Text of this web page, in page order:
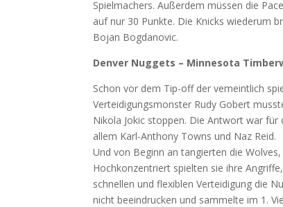
Spielmachers. Außerdem müssen die
auf nur 30 Punkte. Die Knicks wiederum
Bojan Bogdanovic.
Denver Nuggets – Minnesota
Schon vor dem Tip-off der vemeintlich
Verteidigungsmonster Rudy Gobert
Nikola Jokic stoppen. Die Antwort war
allem Karl-Anthony Towns und Naz Reid.
Und von Beginn an tangierten die
Hochkonzentriert spielten sie ihre
schnellen und flexiblen Verteidigung die
nicht beeindrucken und sammelte im 1.